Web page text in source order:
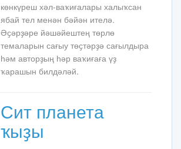
көнкүреш хәл-ваҡиғалары халыҡсан
ябай тел менән бәйән ителә.
Әҫәрҙәре йәшәйештең төрлө
темаларын сағыу төҫтәрҙә сағылдыра
һәм авторҙың һәр ваҡиғаға үҙ
ҡарашын билдәләй.
Сит планета
ҡыҙы